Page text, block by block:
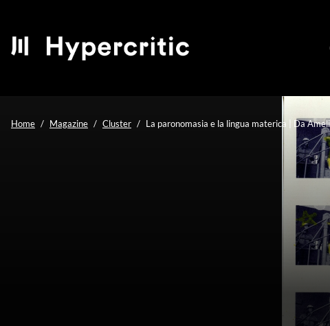
Home Magazine Cluster La paronomasia e la lingua materica | Da